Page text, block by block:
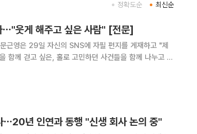
최신순
정확도순
⋯"웃게 해주고 싶은 사람" [전문]
함께 걷고 싶은, 홀로 고민하던 사건들을 함께 나누고 싶
시는 만큼,
⋯20년 인연과 동행 "신생 회사 논의 중"